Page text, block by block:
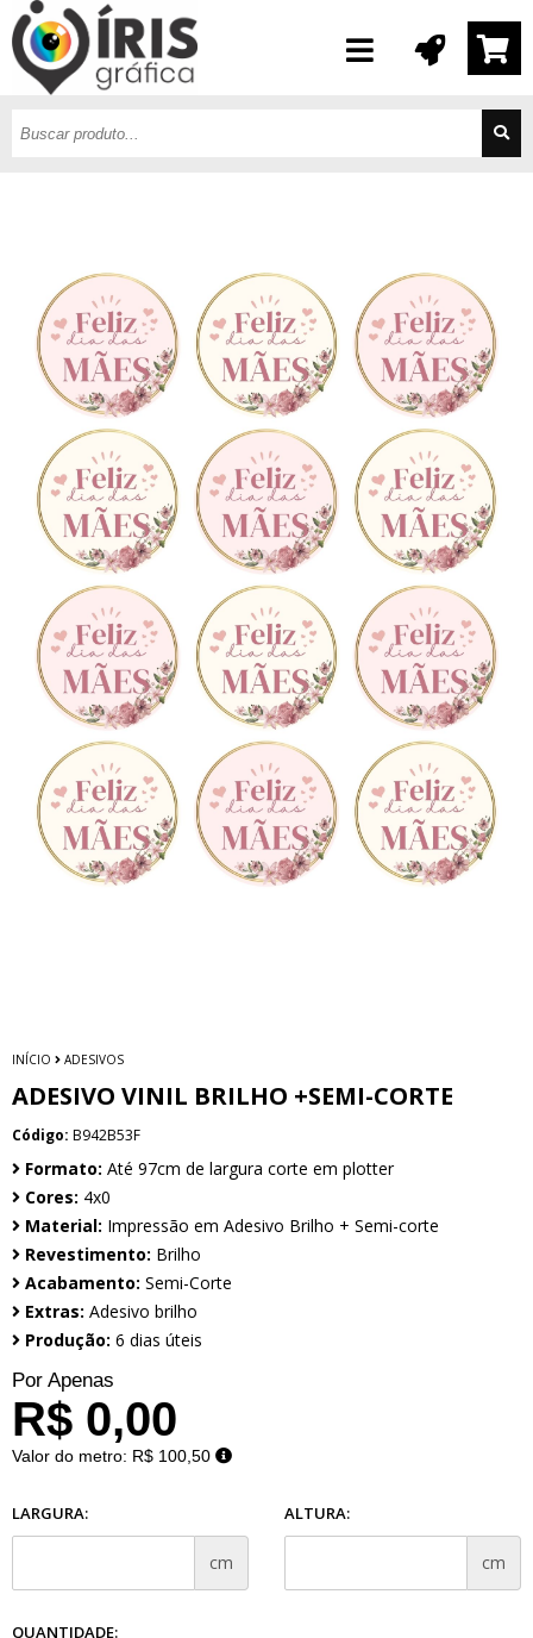
INÍCIO ADESIVOS
ADESIVO VINIL BRILHO +SEMI-CORTE
Código: B942B53F
Formato: Até 97cm de largura corte em plotter
Cores: 4x0
Material: Impressão em Adesivo Brilho + Semi-corte
Revestimento: Brilho
Acabamento: Semi-Corte
Extras: Adesivo brilho
Produção: 6 dias úteis
Por Apenas
R$ 0,00
Valor do metro: R$ 100,50
LARGURA:
cm
ALTURA:
cm
QUANTIDADE: